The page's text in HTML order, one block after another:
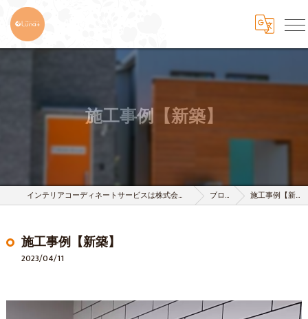
施工事例【新築】
インテリアコーディネートサービスは株式会社 樹-itsuki- ブログ 施工事例【新築】
施工事例【新築】
2023/04/11